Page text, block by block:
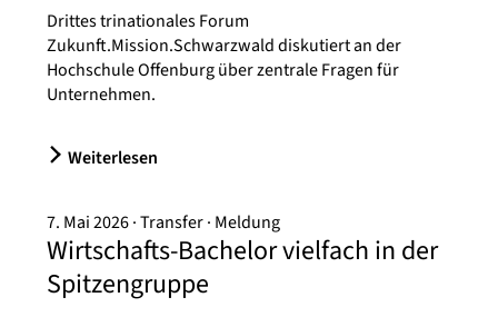
Drittes trinationales Forum
Zukunft.Mission.Schwarzwald diskutiert an der
Hochschule Offenburg über zentrale Fragen für
Unternehmen.
Weiterlesen
7. Mai 2026 Transfer Meldung
Wirtschafts-Bachelor vielfach in der
Spitzengruppe